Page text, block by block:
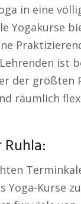
in eine
Yogakurse
ist
der größten
räumlich
Kurse